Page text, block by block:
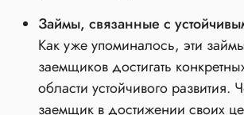
Займы, связанные с
Как уже упоминалось, эти
заемщиков достигать
области устойчивого развития.
заемщик в достижении своих